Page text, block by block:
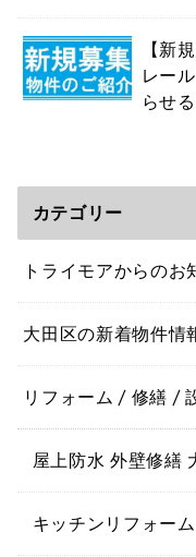
【新
レー
らせ
カテゴリー
トライモアからのお
大田区の新着物件情
リフォーム / 修繕 /
屋上防水 外壁修繕
キッチンリフォー